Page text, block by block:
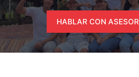
HABLAR CON ASESOR